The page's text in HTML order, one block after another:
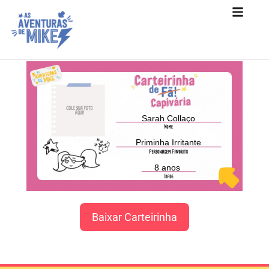
Sarah Collaço
Priminha Irritante
8 anos
Baixar Carteirinha